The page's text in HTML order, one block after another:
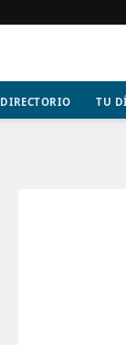
DIRECTORIO TU